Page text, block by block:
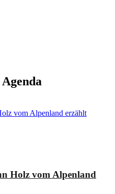
Holz vom Alpenland